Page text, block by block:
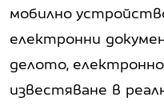
мобилно
електронни
делото,
известяване в